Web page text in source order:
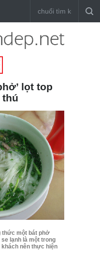
lọt top
thú
thức một bát phở
lạnh là một trong
nên thực hiện